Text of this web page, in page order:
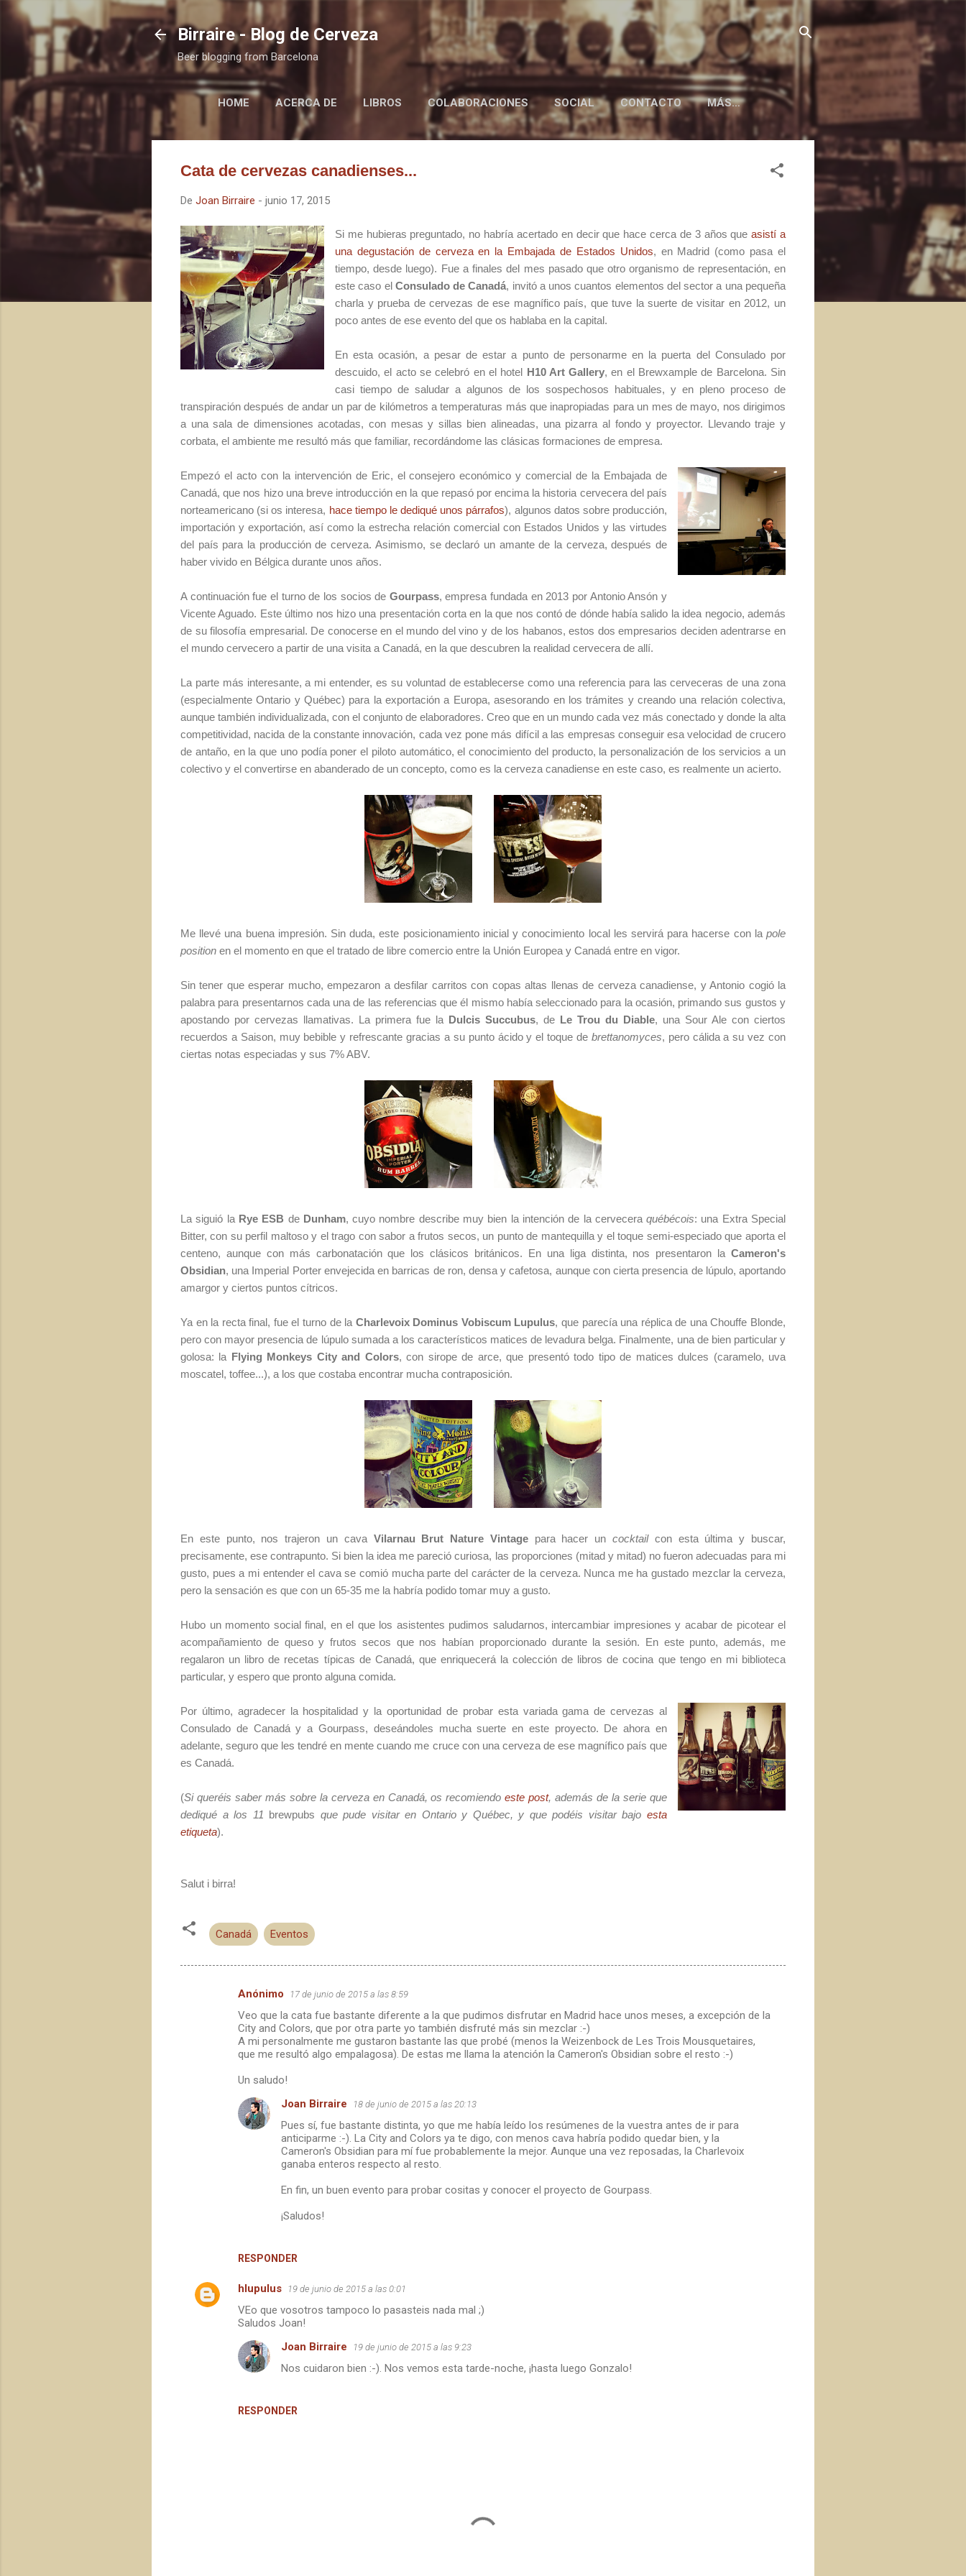
Ir al contenido principal
Birraire - Blog de Cerveza
Beer blogging from Barcelona
HOME ACERCA DE LIBROS COLABORACIONES SOCIAL CONTACTO MÁS…
BIRRAIRE IN ENGLISH
Cata de cervezas canadienses...
De Joan Birraire - junio 17, 2015
Si me hubieras preguntado, no habría acertado en decir que hace cerca de 3 años queasistí a
una degustación de cerveza en la Embajada de Estados Unidos, en Madrid (como pasa el
tiempo, desde luego). Fue a finales del mes pasado que otro organismo de representación, en
este caso el Consulado de Canadá, invitó a unos cuantos elementos del sector a una pequeña
charla y prueba de cervezas de ese magnífico país, que tuve la suerte de visitar en 2012, un
poco antes de ese evento del que os hablaba en la capital.
En esta ocasión, a pesar de estar a punto de personarme en la puerta del Consulado por
descuido, el acto se celebró en el hotel H10 Art Gallery, en el Brewxample de Barcelona. Sin
casi tiempo de saludar a algunos de los sospechosos habituales, y en pleno proceso de
transpiración después de andar un par de kilómetros a temperaturas más que inapropiadas para un mes de mayo, nos dirigimos
a una sala de dimensiones acotadas, con mesas y sillas bien alineadas, una pizarra al fondo y proyector. Llevando traje y
corbata, el ambiente me resultó más que familiar, recordándome las clásicas formaciones de empresa.
Empezó el acto con la intervención de Eric, el consejero económico y comercial de la Embajada de
Canadá, que nos hizo una breve introducción en la que repasó por encima la historia cervecera del país
norteamericano (si os interesa, hace tiempo le dediqué unos párrafos), algunos datos sobre producción,
importación y exportación, así como la estrecha relación comercial con Estados Unidos y las virtudes
del país para la producción de cerveza. Asimismo, se declaró un amante de la cerveza, después de
haber vivido en Bélgica durante unos años.
A continuación fue el turno de los socios de Gourpass, empresa fundada en 2013 por Antonio Ansón y
Vicente Aguado. Este último nos hizo una presentación corta en la que nos contó de dónde había salido la idea negocio, además
de su filosofía empresarial. De conocerse en el mundo del vino y de los habanos, estos dos empresarios deciden adentrarse en
el mundo cervecero a partir de una visita a Canadá, en la que descubren la realidad cervecera de allí.
La parte más interesante, a mi entender, es su voluntad de establecerse como una referencia para las cerveceras de una zona
(especialmente Ontario y Québec) para la exportación a Europa, asesorando en los trámites y creando una relación colectiva,
aunque también individualizada, con el conjunto de elaboradores. Creo que en un mundo cada vez más conectado y donde la alta
competitividad, nacida de la constante innovación, cada vez pone más difícil a las empresas conseguir esa velocidad de crucero
de antaño, en la que uno podía poner el piloto automático, el conocimiento del producto, la personalización de los servicios a un
colectivo y el convertirse en abanderado de un concepto, como es la cerveza canadiense en este caso, es realmente un acierto.
Me llevé una buena impresión. Sin duda, este posicionamiento inicial y conocimiento local les servirá para hacerse con la pole
position en el momento en que el tratado de libre comercio entre la Unión Europea y Canadá entre en vigor.
Sin tener que esperar mucho, empezaron a desfilar carritos con copas altas llenas de cerveza canadiense, y Antonio cogió la
palabra para presentarnos cada una de las referencias que él mismo había seleccionado para la ocasión, primando sus gustos y
apostando por cervezas llamativas. La primera fue la Dulcis Succubus, de Le Trou du Diable, una Sour Ale con ciertos
recuerdos a Saison, muy bebible y refrescante gracias a su punto ácido y el toque de brettanomyces, pero cálida a su vez con
ciertas notas especiadas y sus 7% ABV.
La siguió la Rye ESB de Dunham, cuyo nombre describe muy bien la intención de la cerveceraquébécois: una Extra Special
Bitter, con su perfil maltoso y el trago con sabor a frutos secos, un punto de mantequilla y el toque semi-especiado que aporta el
centeno, aunque con más carbonatación que los clásicos británicos. En una liga distinta, nos presentaron la Cameron's
Obsidian, una Imperial Porter envejecida en barricas de ron, densa y cafetosa, aunque con cierta presencia de lúpulo, aportando
amargor y ciertos puntos cítricos.
Ya en la recta final, fue el turno de la Charlevoix Dominus Vobiscum Lupulus, que parecía una réplica de una Chouffe Blonde,
pero con mayor presencia de lúpulo sumada a los característicos matices de levadura belga. Finalmente, una de bien particular y
golosa: la Flying Monkeys City and Colors, con sirope de arce, que presentó todo tipo de matices dulces (caramelo, uva
moscatel, toffee...), a los que costaba encontrar mucha contraposición.
En este punto, nos trajeron un cava Vilarnau Brut Nature Vintagepara hacer uncocktailcon esta última y buscar,
precisamente, ese contrapunto. Si bien la idea me pareció curiosa, las proporciones (mitad y mitad) no fueron adecuadas para mi
gusto, pues a mi entender el cava se comió mucha parte del carácter de la cerveza. Nunca me ha gustado mezclar la cerveza,
pero la sensación es que con un 65-35 me la habría podido tomar muy a gusto.
Hubo un momento social final, en el que los asistentes pudimos saludarnos, intercambiar impresiones y acabar de picotear el
acompañamiento de queso y frutos secos que nos habían proporcionado durante la sesión. En este punto, además, me
regalaron un libro de recetas típicas de Canadá, que enriquecerá la colección de libros de cocina que tengo en mi biblioteca
particular, y espero que pronto alguna comida.
Por último, agradecer la hospitalidad y la oportunidad de probar esta variada gama de cervezas al
Consulado de Canadá y a Gourpass, deseándoles mucha suerte en este proyecto. De ahora en
adelante, seguro que les tendré en mente cuando me cruce con una cerveza de ese magnífico país que
es Canadá.
(Si queréis saber más sobre la cerveza en Canadá, os recomiendoeste post, además de la serie que
dediqué a los 11 brewpubs que pude visitar en Ontario y Québec, y que podéis visitar bajoesta
etiqueta).
Salut i birra!
Canadá Eventos
Anónimo 17 de junio de 2015 a las 8:59
Veo que la cata fue bastante diferente a la que pudimos disfrutar en Madrid hace unos meses, a excepción de la
City and Colors, que por otra parte yo también disfruté más sin mezclar :-)
A mi personalmente me gustaron bastante las que probé (menos la Weizenbock de Les Trois Mousquetaires,
que me resultó algo empalagosa). De estas me llama la atención la Cameron's Obsidian sobre el resto :-)
Un saludo!
RESPONDER
Joan Birraire 18 de junio de 2015 a las 20:13
Pues sí, fue bastante distinta, yo que me había leído los resúmenes de la vuestra antes de ir para
anticiparme :-). La City and Colors ya te digo, con menos cava habría podido quedar bien, y la
Cameron's Obsidian para mí fue probablemente la mejor. Aunque una vez reposadas, la Charlevoix
ganaba enteros respecto al resto.
En fin, un buen evento para probar cositas y conocer el proyecto de Gourpass.
¡Saludos!
hlupulus 19 de junio de 2015 a las 0:01
VEo que vosotros tampoco lo pasasteis nada mal ;)
Saludos Joan!
RESPONDER
Joan Birraire 19 de junio de 2015 a las 9:23
Nos cuidaron bien :-). Nos vemos esta tarde-noche, ¡hasta luego Gonzalo!